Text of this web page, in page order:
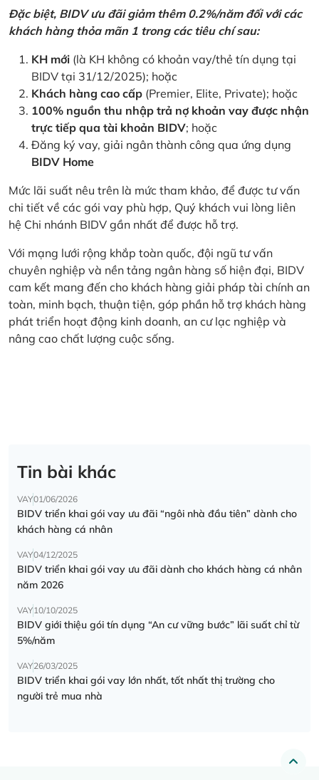
Đặc biệt, BIDV ưu đãi giảm thêm 0.2%/năm đối với các
khách hàng thỏa mãn 1 trong các tiêu chí sau:
KH mới (là KH không có khoản vay/thẻ tín dụng tại
BIDV tại 31/12/2025); hoặc
Khách hàng cao cấp (Premier, Elite, Private); hoặc
100% nguồn thu nhập trả nợ khoản vay được nhận
trực tiếp qua tài khoản BIDV; hoặc
Đăng ký vay, giải ngân thành công qua ứng dụng
BIDV Home
Mức lãi suất nêu trên là mức tham khảo, để được tư vấn
chi tiết về các gói vay phù hợp, Quý khách vui lòng liên
hệ Chi nhánh BIDV gần nhất để được hỗ trợ.
Với mạng lưới rộng khắp toàn quốc, đội ngũ tư vấn
chuyên nghiệp và nền tảng ngân hàng số hiện đại, BIDV
cam kết mang đến cho khách hàng giải pháp tài chính an
toàn, minh bạch, thuận tiện, góp phần hỗ trợ khách hàng
phát triển hoạt động kinh doanh, an cư lạc nghiệp và
nâng cao chất lượng cuộc sống.
Tin bài khác
VAY01/06/2026
BIDV triển khai gói vay ưu đãi “ngôi nhà đầu tiên” dành cho
khách hàng cá nhân
VAY04/12/2025
BIDV triển khai gói vay ưu đãi dành cho khách hàng cá nhân
năm 2026
VAY10/10/2025
BIDV giới thiệu gói tín dụng “An cư vững bước” lãi suất chỉ từ
5%/năm
VAY26/03/2025
BIDV triển khai gói vay lớn nhất, tốt nhất thị trường cho
người trẻ mua nhà